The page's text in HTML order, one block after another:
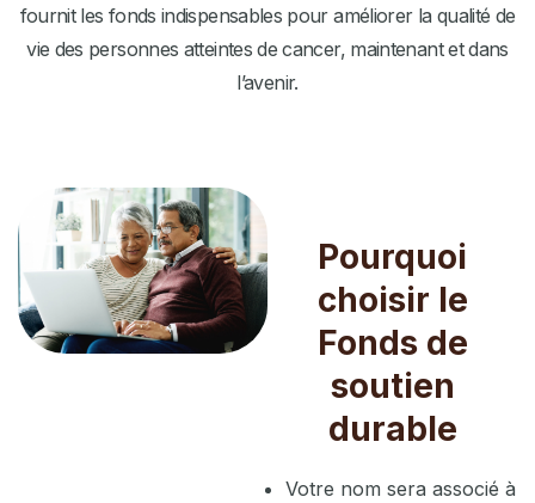
fournit les fonds indispensables pour améliorer la qualité de
vie des personnes atteintes de cancer, maintenant et dans
l’avenir.
Pourquoi
choisir le
Fonds de
soutien
durable
Votre nom sera associé à